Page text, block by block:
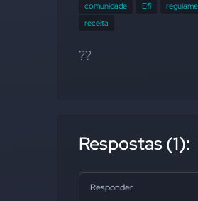
comunidade Efí
receita
??
Respostas (1):
Responder